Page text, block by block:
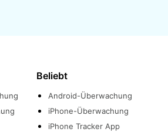
Beliebt
Android-Überwachung
iPhone-Überwachung
iPhone Tracker App